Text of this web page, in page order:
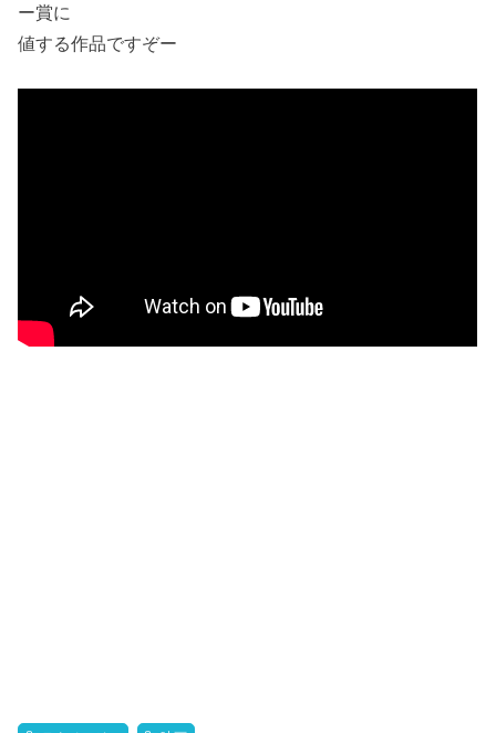
ー賞に
値する作品ですぞー